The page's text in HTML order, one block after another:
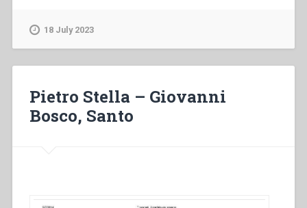
18 July 2023
Pietro Stella – Giovanni
Bosco, Santo